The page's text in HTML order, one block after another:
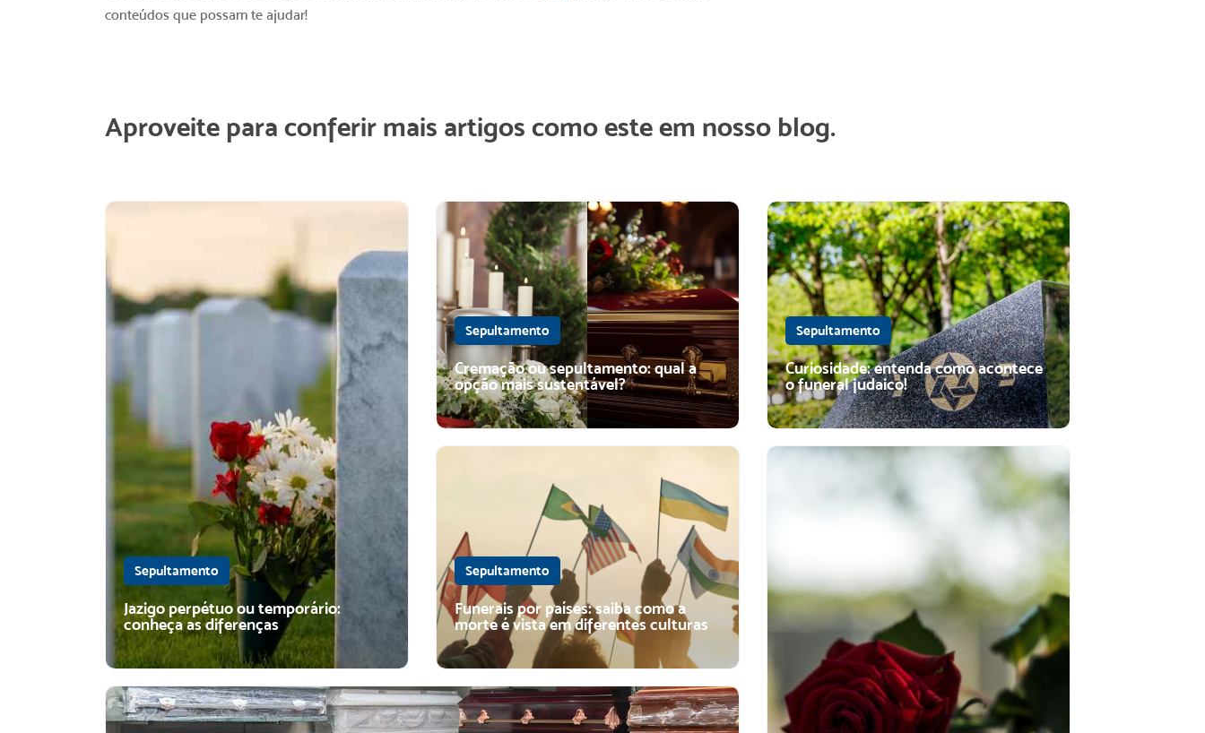
conteúdos que possam te ajudar!
Aproveite para conferir mais artigos como este em nosso blog.
Sepultamento
Jazigo perpétuo ou temporário:
conheça as diferenças
Sepultamento
Cremação ou sepultamento: qual a
opção mais sustentável?
Sepultamento
Funerais por países: saiba como a
morte é vista em diferentes culturas
Sepultamento
Curiosidade: entenda como acontece
o funeral judaico!